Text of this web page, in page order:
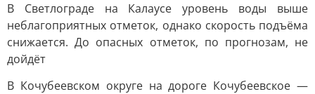
В Светлограде на Калаусе уровень воды выше
неблагоприятных отметок, однако скорость подъёма
снижается. До опасных отметок, по прогнозам, не
дойдёт
В Кочубеевском округе на дороге Кочубеевское —